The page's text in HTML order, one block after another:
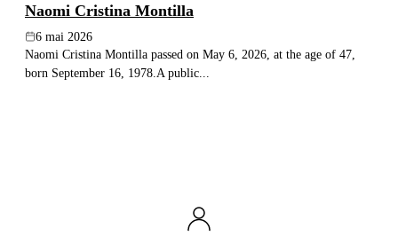
Naomi Cristina Montilla
6 mai 2026
Naomi Cristina Montilla passed on May 6, 2026, at the age of 47,
born September 16, 1978.A public...